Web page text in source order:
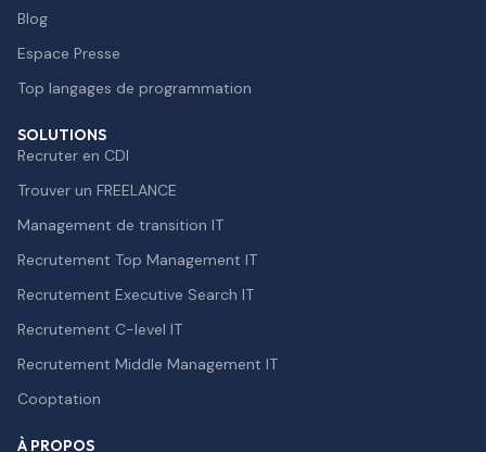
Blog
Espace Presse
Top langages de programmation
SOLUTIONS
Recruter en CDI
Trouver un FREELANCE
Management de transition IT
Recrutement Top Management IT
Recrutement Executive Search IT
Recrutement C-level IT
Recrutement Middle Management IT
Cooptation
À PROPOS